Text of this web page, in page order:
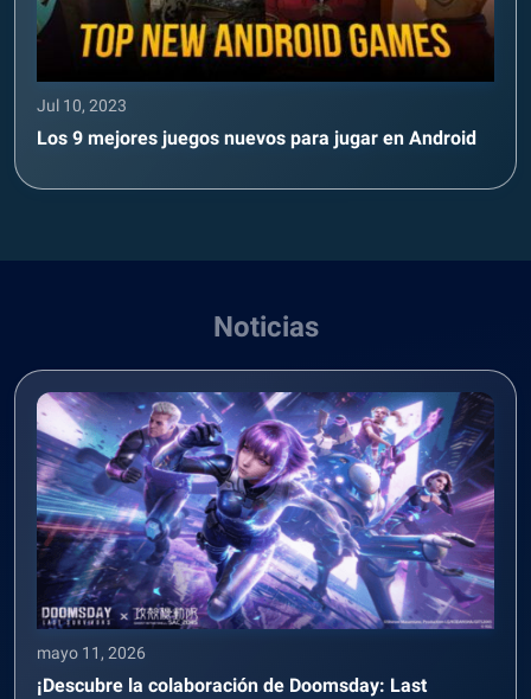
Jul 10, 2023
Los 9 mejores juegos nuevos para jugar en Android
Noticias
mayo 11, 2026
¡Descubre la colaboración de Doomsday: Last